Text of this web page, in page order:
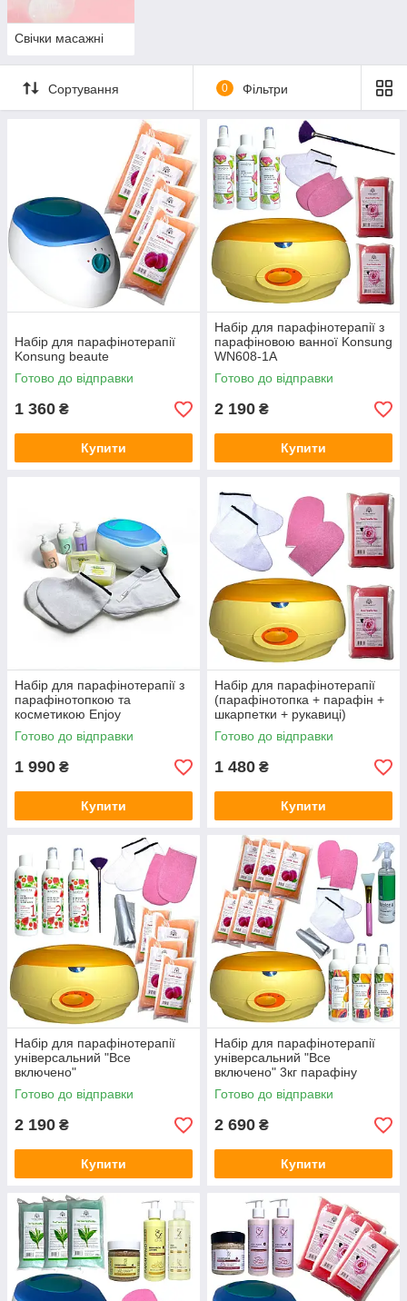
Свічки масажні
Сортування 0 Фільтри
Набір для парафінотерапії
Konsung beaute
Готово до відправки
1 360 ₴
Купити
Набір для парафінотерапії з
парафіновою ванної Konsung
WN608-1A
Готово до відправки
2 190 ₴
Купити
Набір для парафінотерапії з
парафінотопкою та
косметикою Еnjoy
Professional
Готово до відправки
1 990 ₴
Купити
Набір для парафінотерапії
(парафінотопка + парафін +
шкарпетки + рукавиці)
WN608-1A Konsung
Готово до відправки
1 480 ₴
Купити
Набір для парафінотерапії
універсальний "Все
включено"
Готово до відправки
2 190 ₴
Купити
Набір для парафінотерапії
універсальний "Все
включено" 3кг парафіну
Готово до відправки
2 690 ₴
Купити